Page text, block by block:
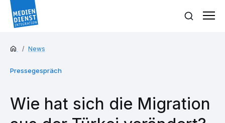
News
Pressegespräch
Wie hat sich die Migration